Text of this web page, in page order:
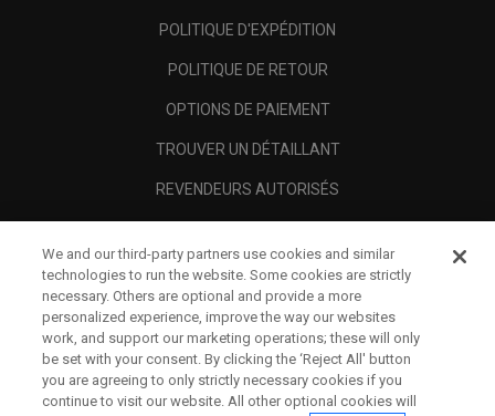
POLITIQUE D'EXPÉDITION
POLITIQUE DE RETOUR
OPTIONS DE PAIEMENT
TROUVER UN DÉTAILLANT
REVENDEURS AUTORISÉS
A PROPOS
MENTIONS LÉGALES
We and our third-party partners use cookies and similar
technologies to run the website. Some cookies are strictly
necessary. Others are optional and provide a more
personalized experience, improve the way our websites
work, and support our marketing operations; these will only
be set with your consent. By clicking the ‘Reject All' button
you are agreeing to only strictly necessary cookies if you
continue to visit our website. All other optional cookies will